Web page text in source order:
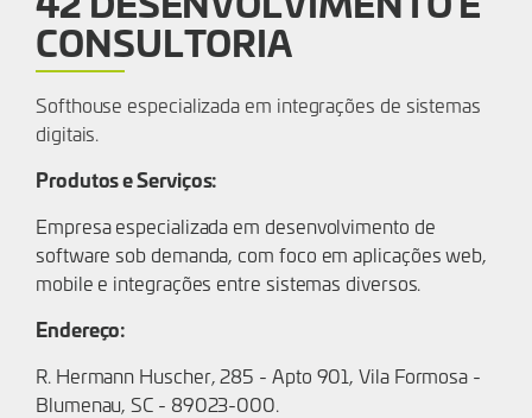
CONSULTORIA
Softhouse especializada em integrações de sistemas
digitais.
Produtos e Serviços:
Empresa especializada em desenvolvimento de
software sob demanda, com foco em aplicações web,
mobile e integrações entre sistemas diversos.
Endereço:
R. Hermann Huscher, 285 - Apto 901, Vila Formosa -
Blumenau, SC - 89023-000.